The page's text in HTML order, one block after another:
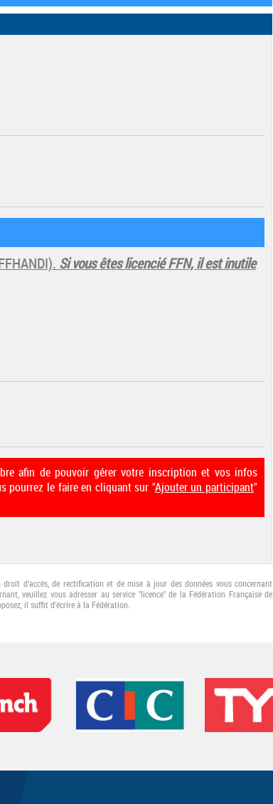
Si vous êtes licencié FFN, il est inutile
afin de pouvoir gérer votre inscription et vos infos
pourrez le faire en cliquant sur "Ajouter un participant"
d’accès, de rectification et de mise à jour des données vous concernant
veuillez vous adresser au service "licence" de la Fédération Française de
il suﬃt d’écrire à la Fédération.